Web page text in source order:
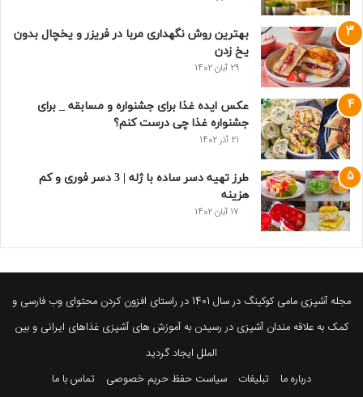
بهترین روش نگهداری مربا در فریزر و یخچال بدون
یخ زدن
29 آبان 1402
عکس ایده غذا برای جشنواره و مسابقه _ برای
جشنواره غذا چی درست کنم؟
21 آذر 1402
طرز تهیه دسر ساده با ژله | 3 دسر فوری و کم
هزینه
17 آبان 1402
مجله آشپزی مامی کوکینگ در سال 1401 در راستای افزون کردن محتوای وب فارسی و
کمک به علاقه مندان آشپزی در رسیدن به آموزش های آشپزی غذاهای ایرانی و بین
الملل ایجاد گردید
درباره ما
تبلیغات سیاست حفظ حریم خصوصی تماس با ما